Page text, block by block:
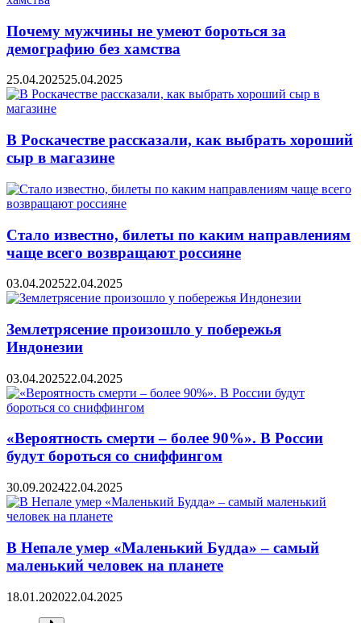
Почему мужчины не умеют бороться за
демографию без хамства
25.04.202525.04.2025
В Роскачестве рассказали, как выбрать хороший
сыр в магазине
Стало известно, билеты по каким направлениям
чаще всего возвращают россияне
03.04.202522.04.2025
Землетрясение произошло у побережья
Индонезии
03.04.202522.04.2025
«Вероятность смерти – более 90%». В России
будут бороться со сниффингом
30.09.202422.04.2025
В Непале умер «Маленький Будда» – самый
маленький человек на планете
18.01.202022.04.2025